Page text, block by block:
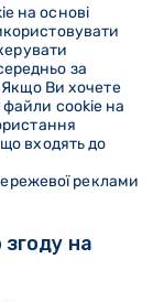
на основі
за
Ви хочете
файли cookie на
входять до
реклами
на